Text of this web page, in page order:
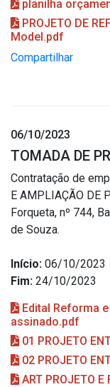
planilha
PROJETO DE
Model.pdf
Compartilhar
06/10/2023
TOMADA DE
Contratação de
E AMPLIAÇÃO DE
Forqueta, nº 744,
de Souza.
Início: 06/10/2023
Fim: 24/10/2023
Edital Reforma
assinado.pdf
01 PROJETO
02 PROJETO
ART PROJETO